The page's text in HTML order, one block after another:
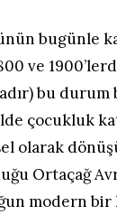
bugünle
ve
bu durum
çocukluk
olarak
Ortaçağ
modern